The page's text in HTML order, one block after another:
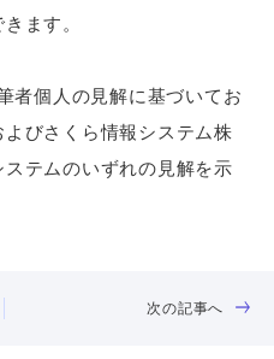
ます。
者個人の見解に基づいてお
びさくら情報システム株
テムのいずれの見解を示
次の記事へ